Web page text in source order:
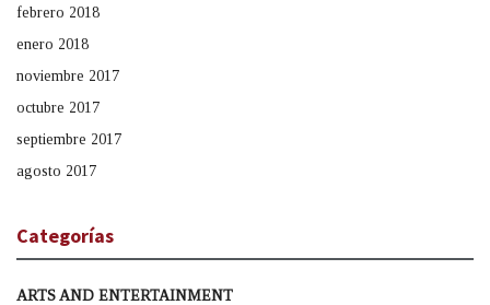
febrero 2018
enero 2018
noviembre 2017
octubre 2017
septiembre 2017
agosto 2017
Categorías
ARTS AND ENTERTAINMENT